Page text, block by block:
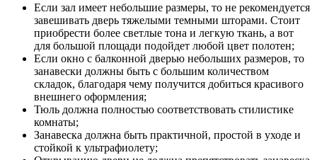
Если зал имеет небольшие размеры, то не рекомендуется
завешивать дверь тяжелыми темными шторами. Стоит
приобрести более светлые тона и легкую ткань, а вот
для большой площади подойдет любой цвет полотен;
Если окно с балконной дверью небольших размеров, то
занавески должны быть с большим количеством
складок, благодаря чему получится добиться красивого
внешнего оформления;
Тюль должна полностью соответствовать стилистике
комнаты;
Занавеска должна быть практичной, простой в уходе и
стойкой к ультрафиолету;